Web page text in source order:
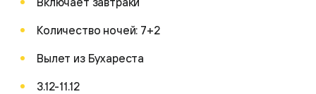
Количество ночей: 7+2
Вылет из Бухареста
3.12-11.12